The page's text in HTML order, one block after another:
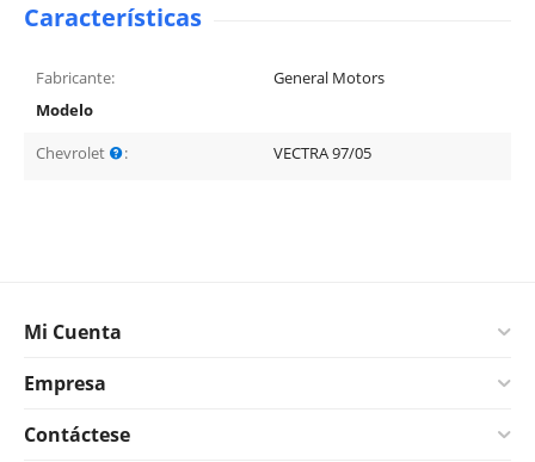
Características
Fabricante:
General Motors
Modelo
Chevrolet
: VECTRA 97/05
Mi Cuenta
Empresa
Contáctese